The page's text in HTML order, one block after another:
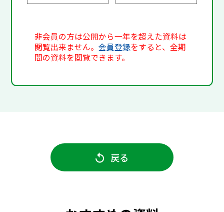
非会員の方は公開から一年を超えた資料は
閲覧出来ません。会員登録をすると、全期
間の資料を閲覧できます。
戻る